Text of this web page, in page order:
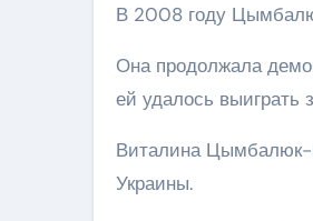
В 2008 году
Она продолжала
ей удалось выиграть
Виталина Цымбалюк-
Украины.